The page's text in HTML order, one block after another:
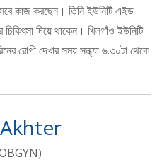
কাজ করছেন। তিনি ইউনিটি এইড
চিকিৎসা দিয়ে থাকেন। খিলগাঁও ইউনিটি
রোগী দেখার সময় সন্ধ্যা ৬.৩০টা থেকে